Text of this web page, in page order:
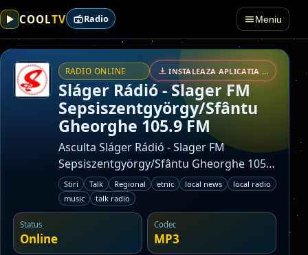
COOLTV Radio Meniu
RADIO ONLINE INSTALEAZA APLICATIA • SECURIZAT
Sláger Rádió - Slager FM
Sepsiszentgyörgy/Sfântu
Gheorghe 105.9 FM
Asculta Sláger Rádió - Slager FM
Sepsiszentgyörgy/Sfântu Gheorghe 105.9
FM live online pe Cool TV Online Radio.
Post din categoria stiri, talk, radio
regional.
Stiri Talk Regional etnic local news
local radio
music
talk radio
Status
Online
Codec
MP3